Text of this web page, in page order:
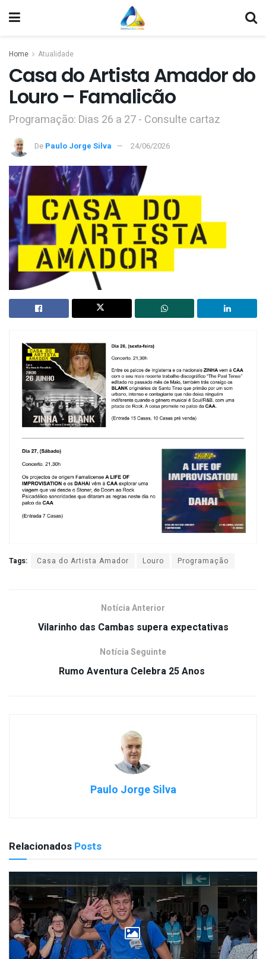
Home Atualidade
Casa do Artista Amador do
Louro – Famalicão
Programação: Dias 26 a 27 - Consulte cartaz
De Paulo Jorge Silva 24/06/2026
Tags: Casa do Artista Amador Louro Programação
Notícia Anterior
Vilarinho das Cambas supera expectativas
Notícia Seguinte
Rumo Aventura Celebra 25 Anos
Paulo Jorge Silva
Relacionados Posts